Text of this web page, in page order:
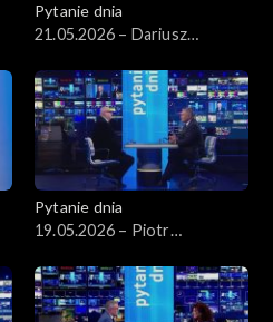
Pytanie dnia
21.05.2026 – Dariusz
Pytanie dnia
19.05.2026 – Piotr